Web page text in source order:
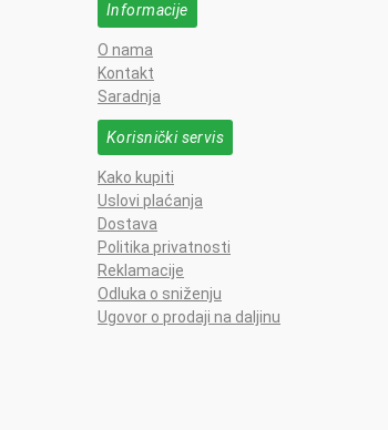
Informacije
O nama
Kontakt
Saradnja
Korisnički servis
Kako kupiti
Uslovi plaćanja
Dostava
Politika privatnosti
Reklamacije
Odluka o sniženju
Ugovor o prodaji na daljinu